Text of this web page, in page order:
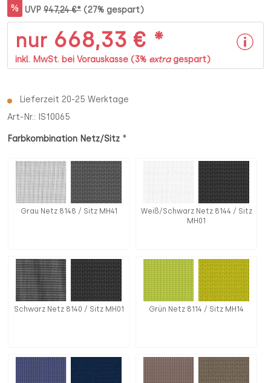
% UVP 947,24 €* (27% gespart)
nur 668,33 € *
inkl. MwSt. bei Vorauskasse (3% extragespart)
Lieferzeit 20-25 Werktage
Art-Nr.: IS10065
Farbkombination Netz/Sitz *
Grau Netz 8148 / Sitz MH41
Weiß/Schwarz Netz 8144 / Sitz
MH01
Schwarz Netz 8140 / Sitz MH01 Grün Netz 8114 / Sitz MH14